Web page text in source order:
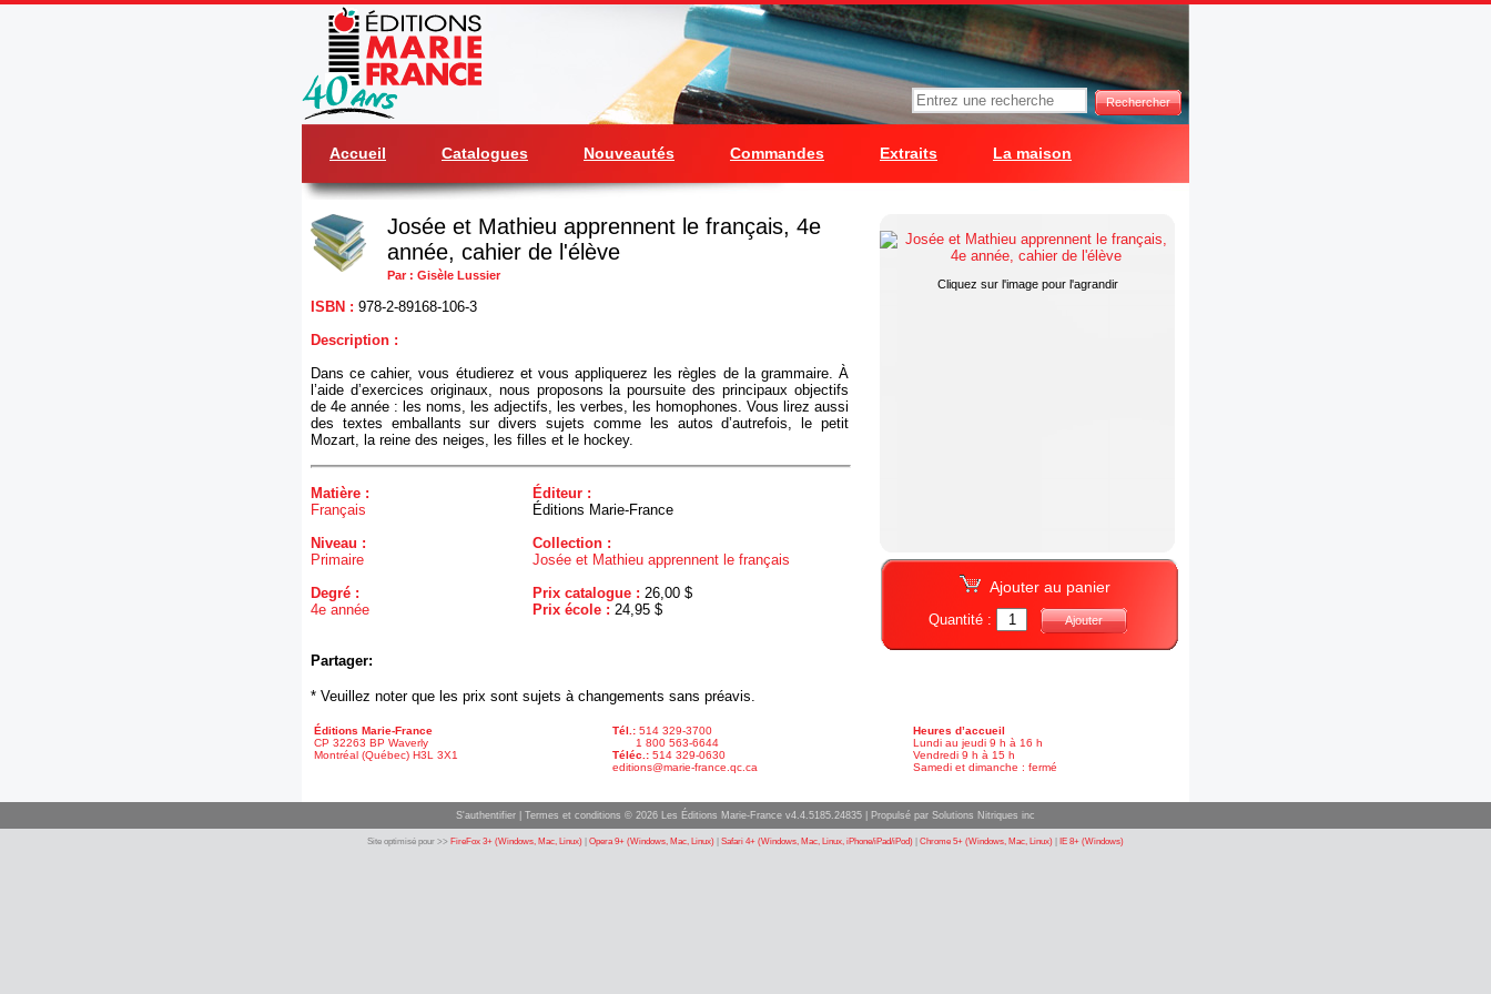
Rechercher
Accueil Catalogues Nouveautés Commandes Extraits La maison
Josée et Mathieu apprennent le français, 4e
année, cahier de l'élève
Par : Gisèle Lussier
ISBN : 978-2-89168-106-3
Description :
Dans ce cahier, vous étudierez et vous appliquerez les règles de la grammaire. À
l’aide d’exercices originaux, nous proposons la poursuite des principaux objectifs
de 4e année : les noms, les adjectifs, les verbes, les homophones. Vous lirez aussi
des textes emballants sur divers sujets comme les autos d’autrefois, le petit
Mozart, la reine des neiges, les filles et le hockey.
Matière :
Français
Niveau :
Primaire
Degré :
4e année
Éditeur :
Éditions Marie-France
Collection :
Josée et Mathieu apprennent le français
Prix catalogue : 26,00 $
Prix école : 24,95 $
Cliquez sur l'image pour l'agrandir
Ajouter au panier
Quantité : Ajouter
Partager:
* Veuillez noter que les prix sont sujets à changements sans préavis.
Éditions Marie-France
CP 32263 BP Waverly
Montréal (Québec) H3L 3X1
Tél.: 514 329-3700
1 800 563-6644
Téléc.: 514 329-0630
editions@marie-france.qc.ca
Heures d’accueil
Lundi au jeudi 9 h à 16 h
Vendredi 9 h à 15 h
Samedi et dimanche : fermé
S'authentifier Termes et conditions © 2026 Les Éditions Marie-France v4.4.5185.24835 | Propulsé par Solutions Nitriques inc
Site optimisé pour >> FireFox 3+ (Windows, Mac, Linux) Opera 9+ (Windows, Mac, Linux) Safari 4+ (Windows, Mac, Linux, iPhone/iPad/iPod) Chrome 5+ (Windows, Mac, Linux) IE 8+ (Windows)